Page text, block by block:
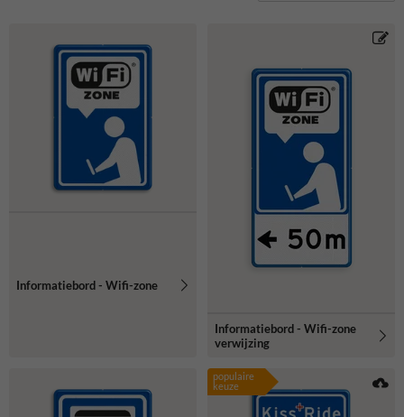
Informatiebord - Wifi-zone
Informatiebord - Wifi-zone
verwijzing
populaire
keuze